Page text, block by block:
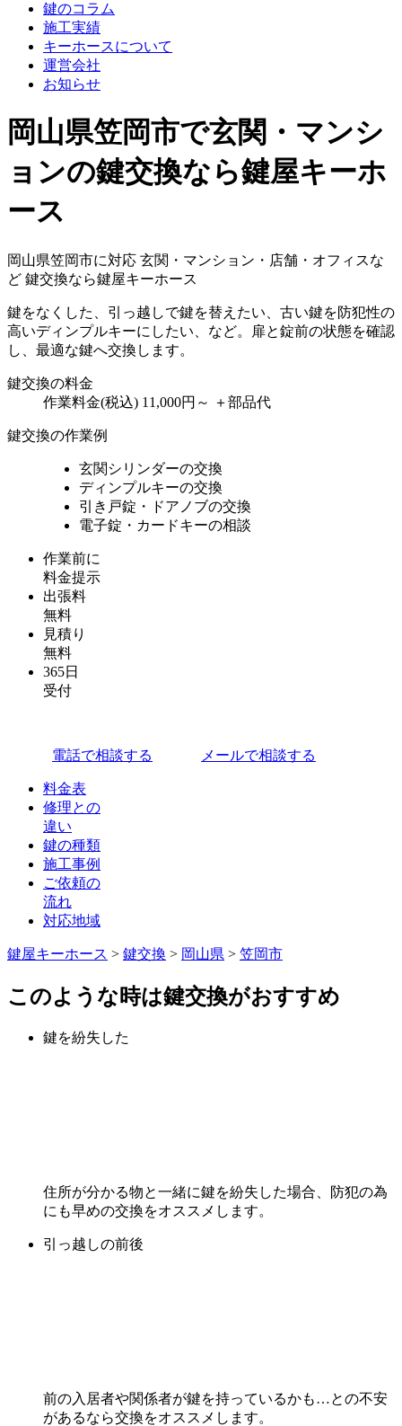
鍵のコラム
施工実績
キーホースについて
運営会社
お知らせ
岡山県笠岡市で玄関・マンシ
ョンの鍵交換なら鍵屋キーホ
ース
岡山県笠岡市に対応 玄関・マンション・店舗・オフィスな
ど 鍵交換なら鍵屋キーホース
鍵をなくした、引っ越しで鍵を替えたい、古い鍵を防犯性の
高いディンプルキーにしたい、など。扉と錠前の状態を確認
し、最適な鍵へ交換します。
鍵交換の料金
作業料金(税込) 11,000円～ ＋部品代
鍵交換の作業例
玄関シリンダーの交換
ディンプルキーの交換
引き戸錠・ドアノブの交換
電子錠・カードキーの相談
作業前に
料金提示
出張料
無料
見積り
無料
365日
受付
電話で相談する メールで相談する
料金表
修理との
違い
鍵の種類
施工事例
ご依頼の
流れ
対応地域
鍵屋キーホース > 鍵交換 > 岡山県 > 笠岡市
このような時は鍵交換がおすすめ
鍵を紛失した
住所が分かる物と一緒に鍵を紛失した場合、防犯の為
にも早めの交換をオススメします。
引っ越しの前後
前の入居者や関係者が鍵を持っているかも…との不安
があるなら交換をオススメします。